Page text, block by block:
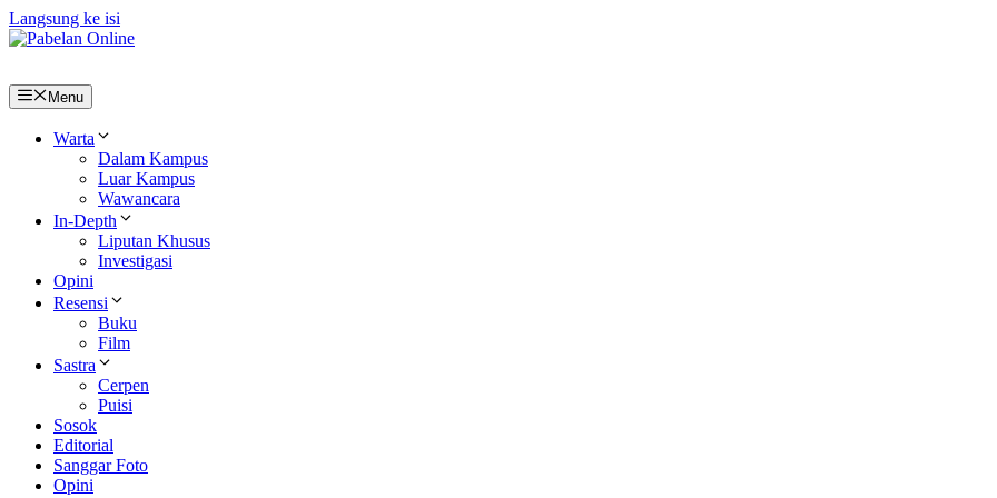
Langsung ke isi
Menu
Warta
Dalam Kampus
Luar Kampus
Wawancara
In-Depth
Liputan Khusus
Investigasi
Opini
Resensi
Buku
Film
Sastra
Cerpen
Puisi
Sosok
Editorial
Sanggar Foto
Opini